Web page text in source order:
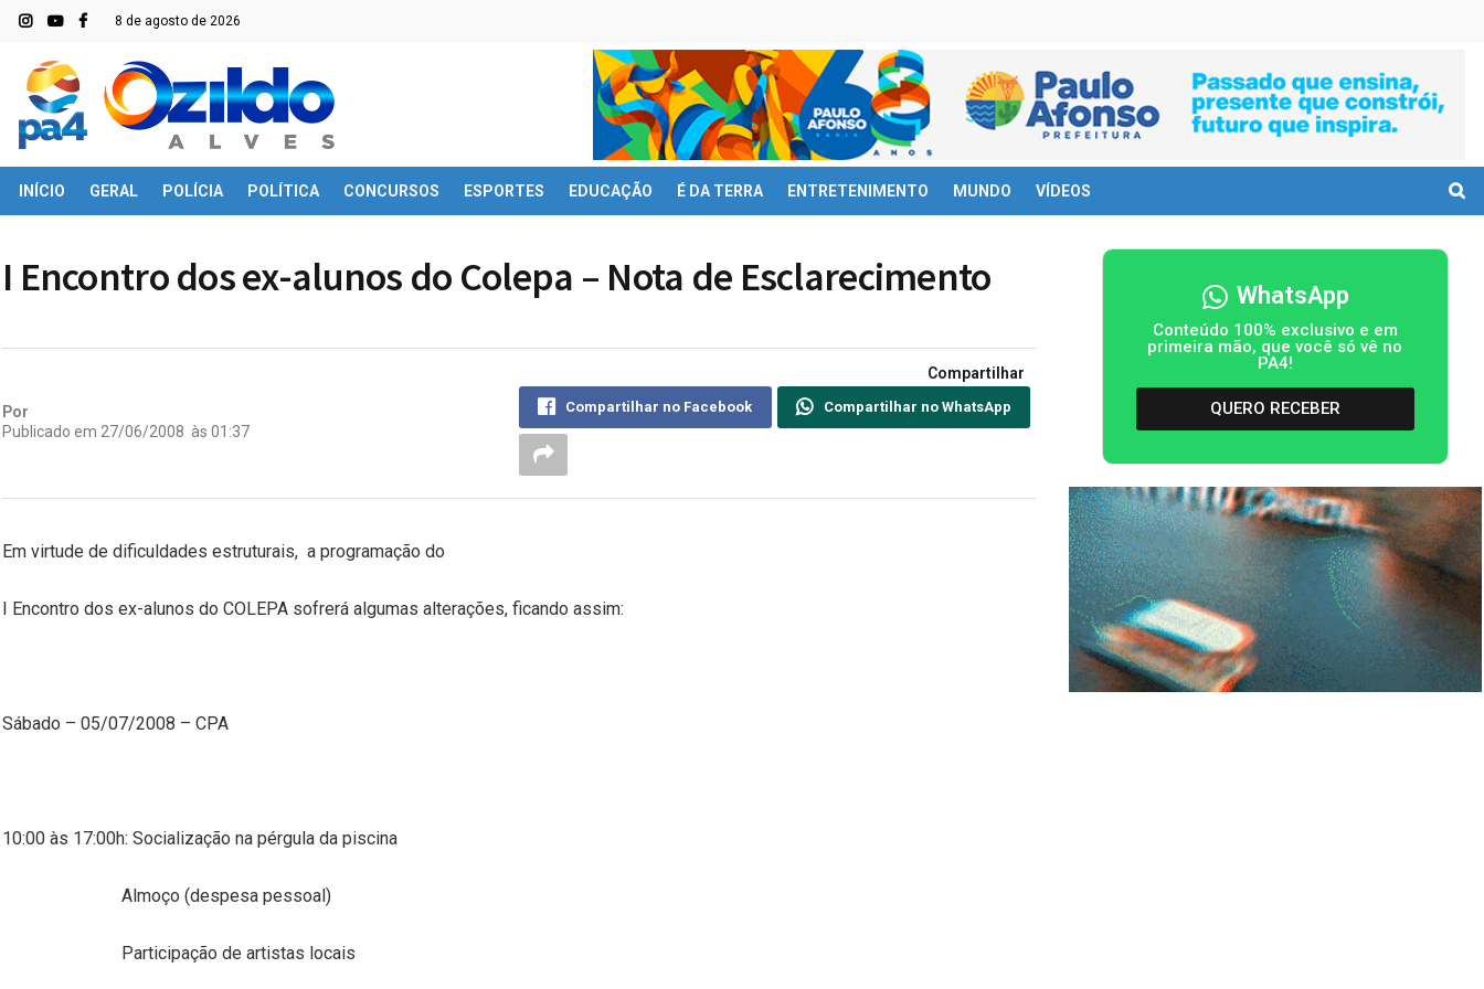
8 de agosto de 2026
INÍCIO GERAL POLÍCIA POLÍTICA CONCURSOS ESPORTES EDUCAÇÃO É DA TERRA ENTRETENIMENTO MUNDO VÍDEOS
I Encontro dos ex-alunos do Colepa – Nota de Esclarecimento
Por
Publicado em 27/06/2008 às 01:37
Compartilhar
Compartilhar no Facebook Compartilhar no WhatsApp
Em virtude de dificuldades estruturais, a programação do
I Encontro dos ex-alunos do COLEPA sofrerá algumas alterações, ficando assim:
Sábado – 05/07/2008 – CPA
10:00 às 17:00h: Socialização na pérgula da piscina
Almoço (despesa pessoal)
Participação de artistas locais
WhatsApp
Conteúdo 100% exclusivo e em
primeira mão, que você só vê no
PA4!
QUERO RECEBER